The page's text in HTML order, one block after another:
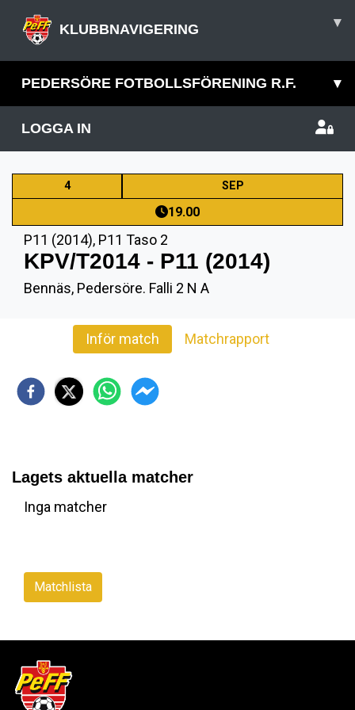
KLUBBNAVIGERING ▾
PEDERSÖRE FOTBOLLSFÖRENING R.F. ▾
LOGGA IN
4 SEP
19.00
P11 (2014), P11 Taso 2
KPV/T2014 - P11 (2014)
Bennäs, Pedersöre. Falli 2 N A
Inför match Matchrapport
Lagets aktuella matcher
Inga matcher
Matchlista